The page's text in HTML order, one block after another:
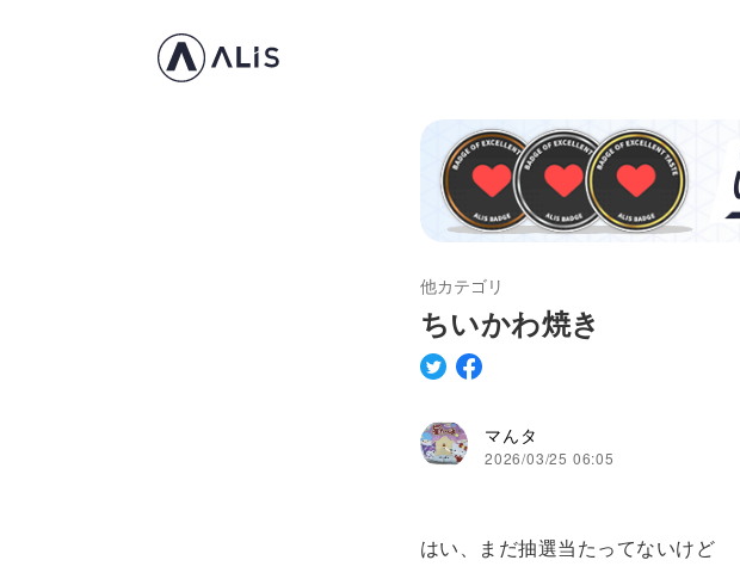
他カテゴリ
ちいかわ焼き
マんタ
2026/03/25 06:05
はい、まだ抽選当たってないけど